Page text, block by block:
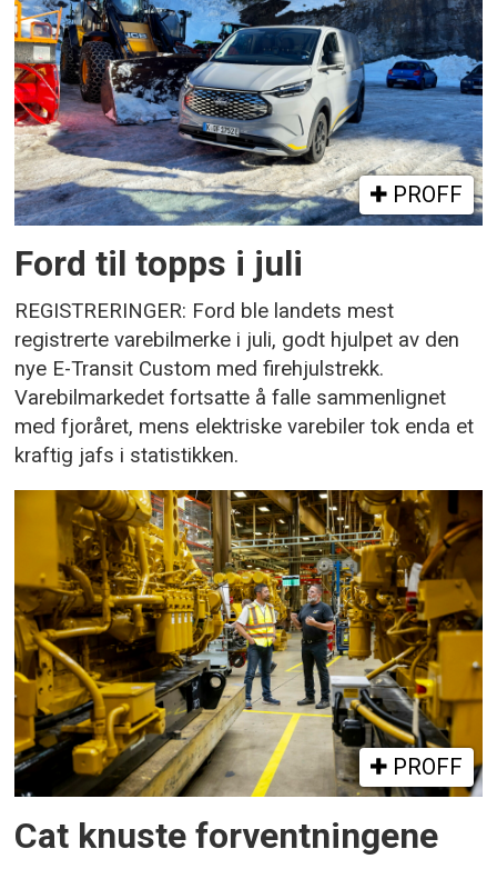
PROFF
Ford til topps i juli
REGISTRERINGER: Ford ble landets mest
registrerte varebilmerke i juli, godt hjulpet av den
nye E-Transit Custom med firehjulstrekk.
Varebilmarkedet fortsatte å falle sammenlignet
med fjoråret, mens elektriske varebiler tok enda et
kraftig jafs i statistikken.
PROFF
Cat knuste forventningene